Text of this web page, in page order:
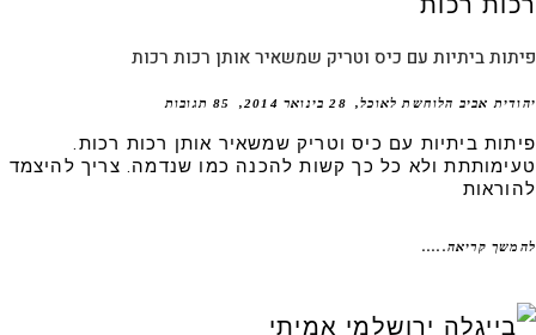
ביתיות עם כיס וטריק שמשאיר אותן רכות רכות
אביב הלוחשת לאוכל 28 בינואר 2014 85 תגובות
ביתיות עם כיס וטריק שמשאיר אותן רכות רכות.
ולא כל כך קשות להכנה כמו שנדמה. צריך להיצמד
קריאה.....